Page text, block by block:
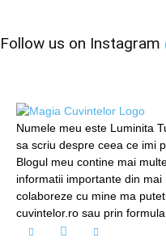
Follow us on Instagram
Numele meu este Luminita
sa scriu despre ceea ce imi
Blogul meu contine mai
informatii importante din
colaboreze cu mine ma
cuvintelor.ro sau prin